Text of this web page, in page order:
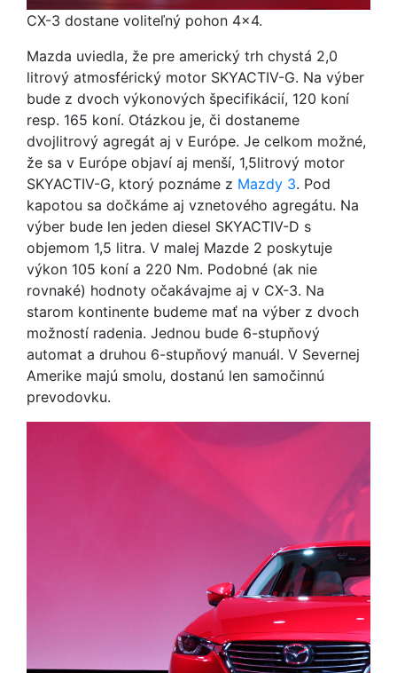
CX-3 dostane voliteľný pohon 4x4.
Mazda uviedla, že pre americký trh chystá 2,0
litrový atmosférický motor SKYACTIV-G. Na výber
bude z dvoch výkonových špecifikácií, 120 koní
resp. 165 koní. Otázkou je, či dostaneme
dvojlitrový agregát aj v Európe. Je celkom možné,
že sa v Európe objaví aj menší, 1,5litrový motor
SKYACTIV-G, ktorý poznáme z Mazdy 3. Pod
kapotou sa dočkáme aj vznetového agregátu. Na
výber bude len jeden diesel SKYACTIV-D s
objemom 1,5 litra. V malej Mazde 2 poskytuje
výkon 105 koní a 220 Nm. Podobné (ak nie
rovnaké) hodnoty očakávajme aj v CX-3. Na
starom kontinente budeme mať na výber z dvoch
možností radenia. Jednou bude 6-stupňový
automat a druhou 6-stupňový manuál. V Severnej
Amerike majú smolu, dostanú len samočinnú
prevodovku.